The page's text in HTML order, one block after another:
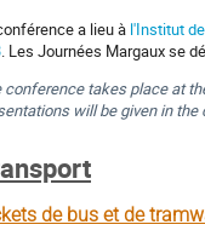
a lieu à l'Institut
. Les Journées Margaux se
conference takes place at
will be given in
de bus et de